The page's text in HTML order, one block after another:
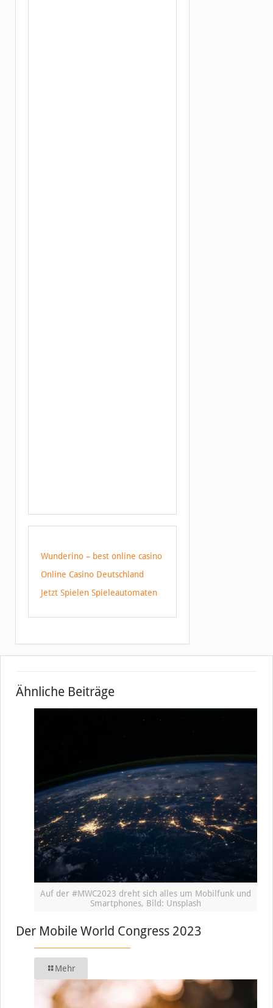
Wunderino – best online casino
Online Casino Deutschland
Jetzt Spielen Spieleautomaten
Ähnliche Beiträge
Auf der #MWC2023 dreht sich alles um Mobilfunk und
Smartphones, Bild: Unsplash
Der Mobile World Congress 2023
Mehr